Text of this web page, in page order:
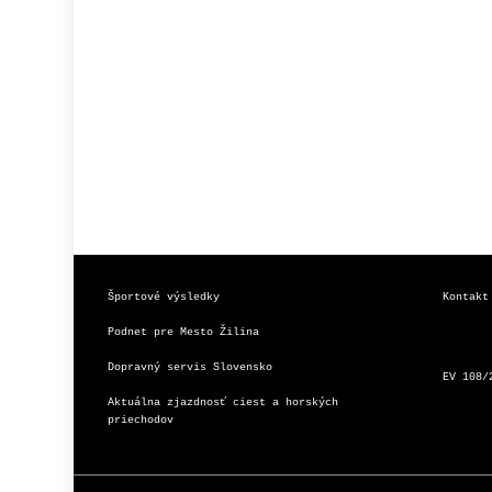
Športové výsledky
Podnet pre Mesto Žilina
Dopravný servis Slovensko
Aktuálna zjazdnosť ciest a horských
priechodov
EV 108/